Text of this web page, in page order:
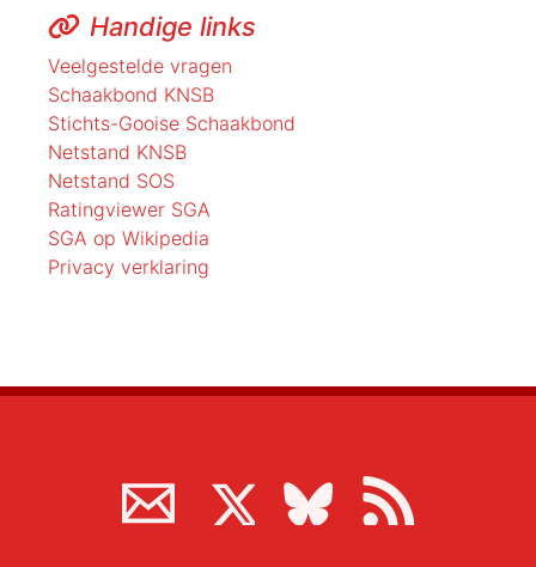
Handige links
Veelgestelde vragen
Schaakbond KNSB
Stichts-Gooise Schaakbond
Netstand KNSB
Netstand SOS
Ratingviewer SGA
SGA op Wikipedia
Privacy verklaring